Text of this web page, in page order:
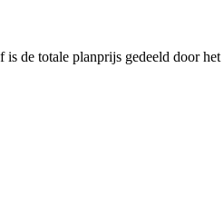
de totale planprijs gedeeld door het